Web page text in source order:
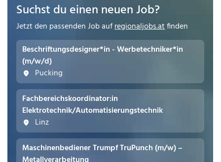
Suchst du einen neuen Job?
Jetzt den passenden Job aufregionaljobs.atfinden
Beschriftungsdesigner*in - Werbetechniker*in
(m/w/d)
Pucking
Fachbereichskoordinator:in
Elektrotechnik/Automatisierungstechnik
Linz
Maschinenbediener Trumpf TruPunch (m/w) –